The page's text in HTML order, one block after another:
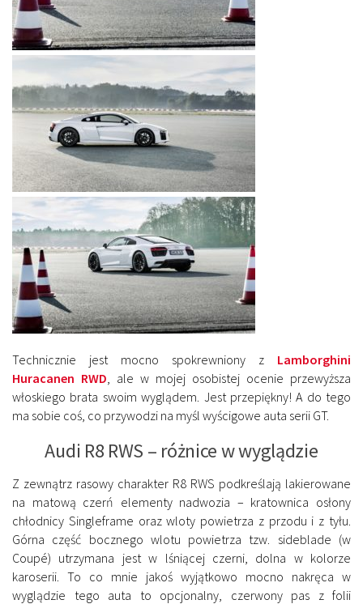
Technicznie jest mocno spokrewniony z Lamborghini
Huracanen RWD , ale w mojej osobistej ocenie przewyższa
włoskiego brata swoim wyglądem. Jest przepiękny! A do tego
ma sobie coś, co przywodzi na myśl wyścigowe auta serii GT.
Audi R8 RWS – różnice w wyglądzie
Z zewnątrz rasowy charakter R8 RWS podkreślają lakierowane
na matową czerń elementy nadwozia – kratownica osłony
chłodnicy Singleframe oraz wloty powietrza z przodu i z tyłu.
Górna część bocznego wlotu powietrza tzw. sideblade (w
Coupé) utrzymana jest w lśniącej czerni, dolna w kolorze
karoserii. To co mnie jakoś wyjątkowo mocno nakręca w
wyglądzie tego auta to opcjonalny, czerwony pas z folii